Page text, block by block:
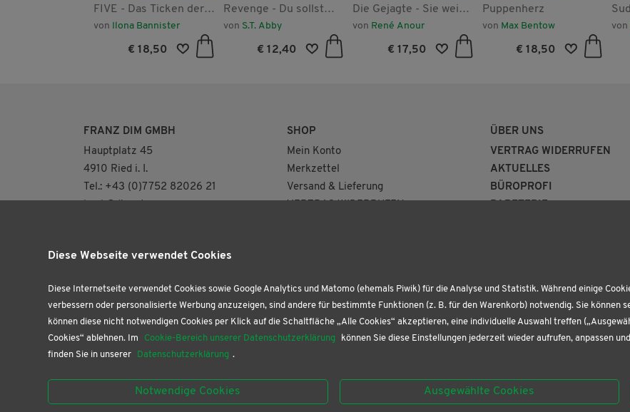
FIVE - Das Ticken der
Zeit
von Ilona Bannister
€ 18,50
Revenge - Du sollst
flehen
von S.T. Abby
€ 12,40
Die Gejagte - Sie weiß
nicht, wer sie ist. Er
von René Anour
€ 17,50
Puppenherz
von Max Bentow
€ 18,50
von
FRANZ DIM GMBH
Hauptplatz 45
4910 Ried i. I.
Tel.: +43 (0)7752 82026 21
UNSERE BUCHHANDLUNG
DI: 8.30 – 12.30 | 13.30 – 18.00 Uhr
DO: 9.00 – 12.30 Uhr
FR: 9.00 – 12.30 | 13.30 – 18.00 Uhr
SA: 9.00 – 12.00 Uhr
weiterhin täglich geöffnet!
SHOP
Mein Konto
Merkzettel
Versand & Lieferung
ÜBER UNS
VERTRAG WIDERRUFEN
AKTUELLES
BÜROPROFI
Diese Webseite verwendet Cookies
Diese Internetseite verwendet Cookies sowie Google Analytics und Matomo (ehemals Piwik) für die Analyse und Statistik. Während einige
verbessern oder personalisierte Werbung anzuzeigen, sind andere für bestimmte Funktionen (z. B. für den Warenkorb) notwendig. Sie können
können diese nicht notwendigen Cookies per Klick auf die Schaltfläche „Alle Cookies“ akzeptieren, eine individuelle Auswahl treffen
Cookies“ ablehnen. Im
Cookie-Bereich unserer Datenschutzerklärung
können Sie diese Einstellungen jederzeit wieder aufrufen, anpassen
finden Sie in unserer
Datenschutzerklärung .
Notwendige Cookies Ausgewählte Cookies